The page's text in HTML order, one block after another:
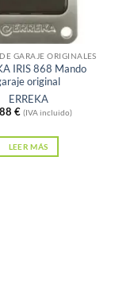
GARAJE ORIGINALES
IRIS 868 Mando
original
ERREKA
€ (IVA incluido)
LEER MÁS